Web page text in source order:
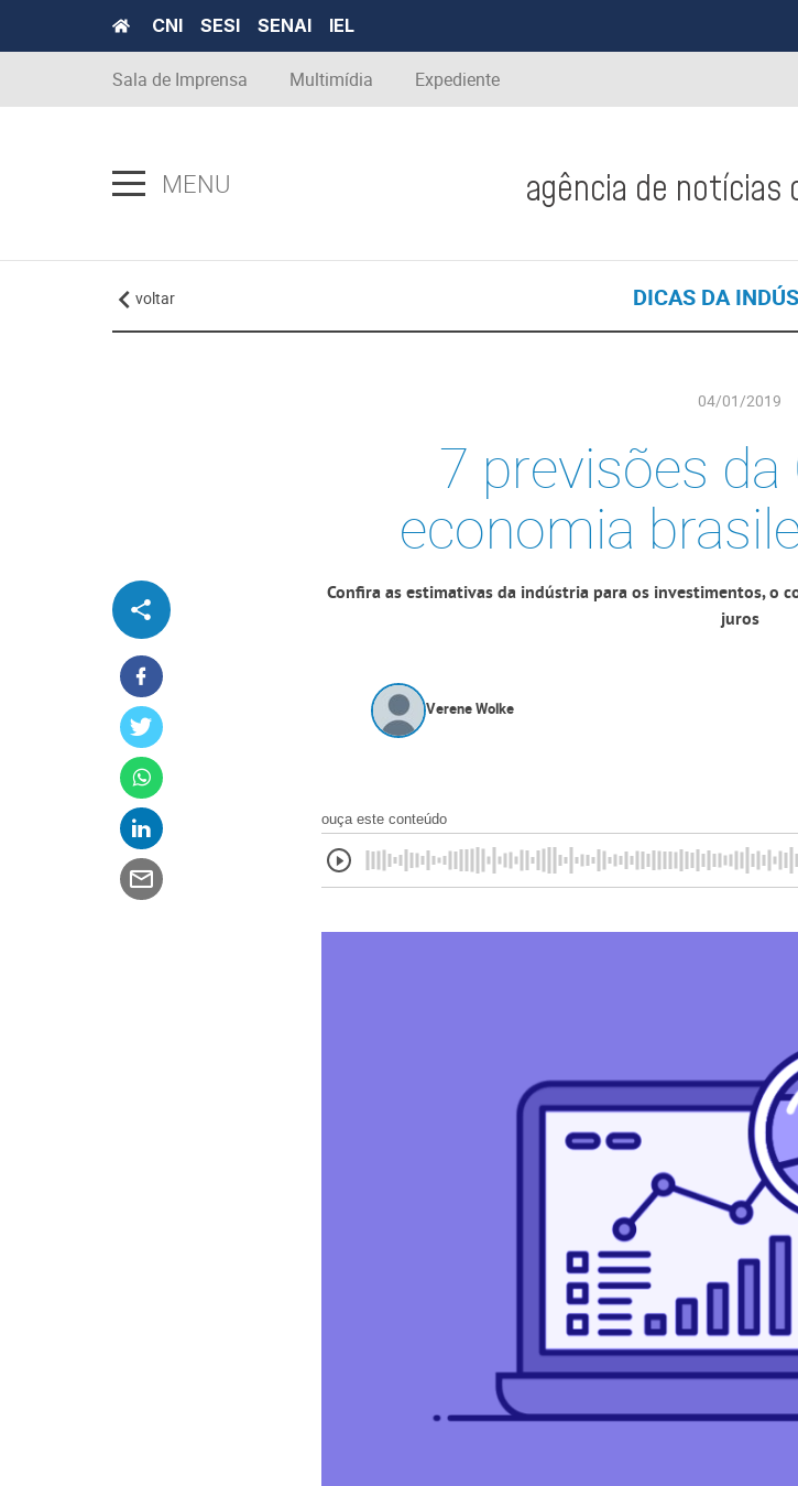
CNI SESI SENAI IEL
Sala de Imprensa Multimídia Expediente
MENU agência de notícias
voltar DICAS DA
04/01/2019
7 previsões da
economia
Confira as estimativas da indústria para os investimentos, o
juros
Verene Wolke
ouça este conteúdo